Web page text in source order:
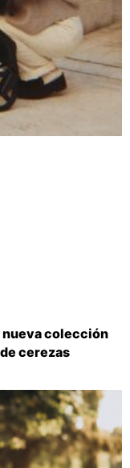
nueva colección
cerezas